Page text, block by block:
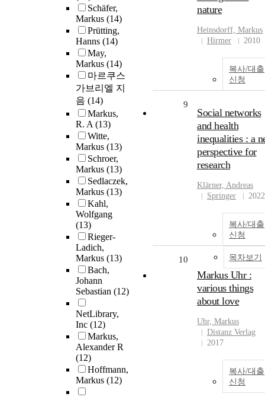
Schäfer,
Markus (14)
Prütting,
Hanns (14)
May,
Markus (14)
마르쿠스
가브리엘 지
음 (14)
Markus,
R. A(13)
Witte,
Markus (13)
Schroer,
Markus (13)
Sedlaczek,
Markus (13)
Kahl,
Wolfgang
(13)
Rieger-
Ladich,
Markus (13)
Bach,
Johann
Sebastian (12)
NetLibrary,
Inc (12)
Markus,
Alexander R
(12)
Hoffmann,
Markus (12)
nature
Heinsdorff, Markus
Hirmer
2010
복사/대출
신청
9
Social networks
and health
inequalities : a
perspective for
research
Klärner, Andreas
Springer
2022
복사/대출
신청
목차보기
10
Markus Uhr :
various things
about love
Uhr, Markus
Distanz Verlag
2017
복사/대출
신청